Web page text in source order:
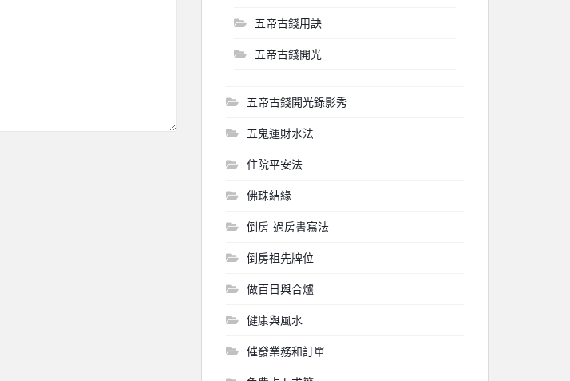
五帝古錢用訣
五帝古錢開光
五帝古錢開光錄影秀
五鬼運財水法
住院平安法
佛珠結緣
倒房-過房書寫法
倒房祖先牌位
做百日與合爐
健康與風水
催發業務和訂單